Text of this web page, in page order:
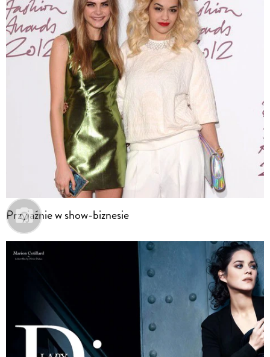
Przyjaźnie w show-biznesie